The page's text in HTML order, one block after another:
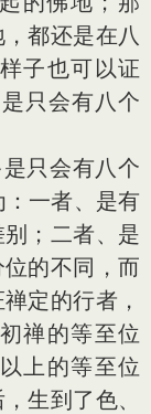
都还是在八
子也可以证
只会有八个
会有八个
：一者、是有
；二者、是
的不同，而
定的行者，
禅的等至位
上的等至位
生到了色、